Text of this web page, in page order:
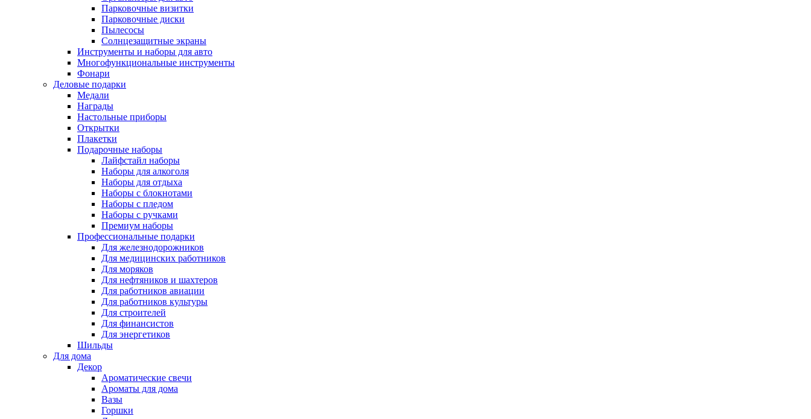
Парковочные визитки
Парковочные диски
Пылесосы
Солнцезащитные экраны
Инструменты и наборы для авто
Многофункциональные инструменты
Фонари
Деловые подарки
Медали
Награды
Настольные приборы
Открытки
Плакетки
Подарочные наборы
Лайфстайл наборы
Наборы для алкоголя
Наборы для отдыха
Наборы с блокнотами
Наборы с пледом
Наборы с ручками
Премиум наборы
Профессиональные подарки
Для железнодорожников
Для медицинских работников
Для моряков
Для нефтяников и шахтеров
Для работников авиации
Для работников культуры
Для строителей
Для финансистов
Для энергетиков
Шильды
Для дома
Декор
Ароматические свечи
Ароматы для дома
Вазы
Горшки